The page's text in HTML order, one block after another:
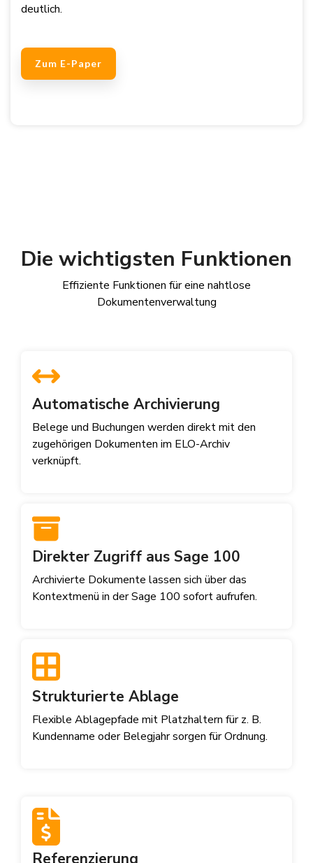
deutlich.
Zum E-Paper
Die wichtigsten Funktionen
Effiziente Funktionen für eine nahtlose
Dokumentenverwaltung
Automatische Archivierung
Belege und Buchungen werden direkt mit den
zugehörigen Dokumenten im ELO-Archiv
verknüpft.
Direkter Zugriff aus Sage 100
Archivierte Dokumente lassen sich über das
Kontextmenü in der Sage 100 sofort aufrufen.
Strukturierte Ablage
Flexible Ablagepfade mit Platzhaltern für z. B.
Kundenname oder Belegjahr sorgen für Ordnung.
Referenzierung